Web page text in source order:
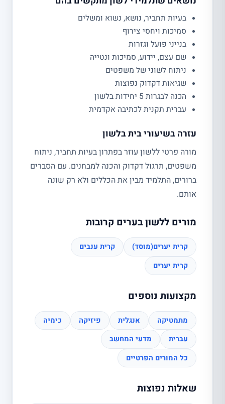
בעיות תחביר, נושא, נשוא ומשלים
סמיכות ויחסי צירוף
בנייני פועל וגזרות
שם עצם, יידוע, סמיכות ונטייה
ניתוח לשוני של משפטים
שגיאות דקדוק נפוצות
הכנה לבגרות 5 יחידות בלשון
עברית תקנית לכתיבה אקדמית
עזרה בשיעורי בית בלשון
מורה פרטי ללשון עוזר בפתרון בעיות תחביר, ניתוח
משפטים, תרגול דקדוק והכנה למבחנים. עם הסברים
ברורים, התלמיד מבין את הכללים ולא רק שונה
אותם.
מורים ללשון בערים קרובות
קרית יערים(מוסד)
קרית ענבים
קרית יערים
מקצועות נוספים
מתמטיקה אנגלית פיזיקה
כימיה
עברית
מדעי המחשב
כל המורים הפרטיים
שאלות נפוצות